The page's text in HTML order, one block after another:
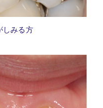
しみる方